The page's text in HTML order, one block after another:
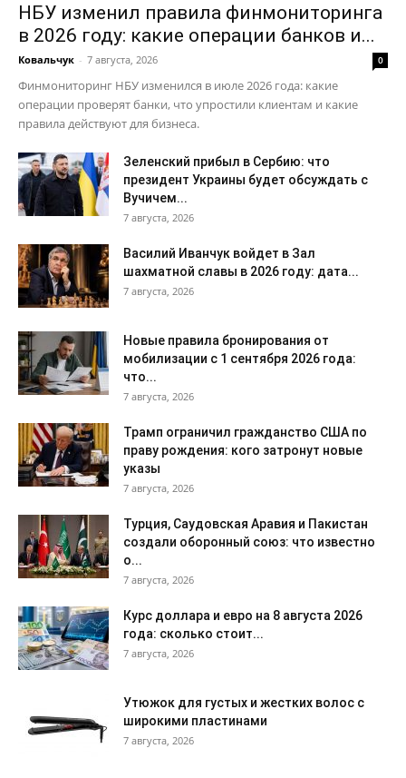
НБУ изменил правила финмониторинга
в 2026 году: какие операции банков и...
Ковальчук - 7 августа, 2026 0
Финмониторинг НБУ изменился в июле 2026 года: какие
операции проверят банки, что упростили клиентам и какие
правила действуют для бизнеса.
Зеленский прибыл в Сербию: что
президент Украины будет обсуждать с
Вучичем...
7 августа, 2026
Василий Иванчук войдет в Зал
шахматной славы в 2026 году: дата...
7 августа, 2026
Новые правила бронирования от
мобилизации с 1 сентября 2026 года:
что...
7 августа, 2026
Трамп ограничил гражданство США по
праву рождения: кого затронут новые
указы
7 августа, 2026
Турция, Саудовская Аравия и Пакистан
создали оборонный союз: что известно
о...
7 августа, 2026
Курс доллара и евро на 8 августа 2026
года: сколько стоит...
7 августа, 2026
Утюжок для густых и жестких волос с
широкими пластинами
7 августа, 2026